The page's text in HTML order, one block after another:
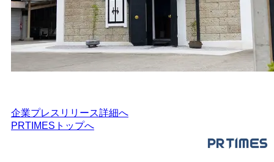
企業プレスリリース詳細へ
PRTIMESトップへ